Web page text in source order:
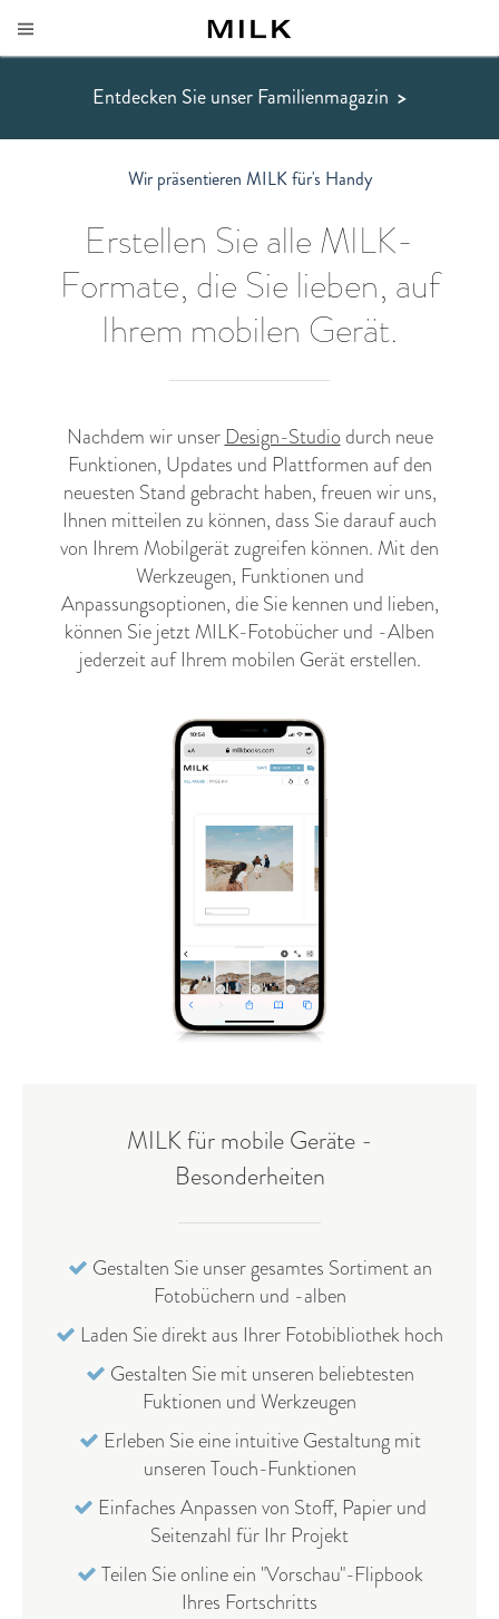
Entdecken Sie unser Familienmagazin >
Wir präsentieren MILK für's Handy
Erstellen Sie alle MILK-
Formate, die Sie lieben, auf
Ihrem mobilen Gerät.
Nachdem wir unser Design-Studio durch neue
Funktionen, Updates und Plattformen auf den
neuesten Stand gebracht haben, freuen wir uns,
Ihnen mitteilen zu können, dass Sie darauf auch
von Ihrem Mobilgerät zugreifen können. Mit den
Werkzeugen, Funktionen und
Anpassungsoptionen, die Sie kennen und lieben,
können Sie jetzt MILK-Fotobücher und -Alben
jederzeit auf Ihrem mobilen Gerät erstellen.
MILK für mobile Geräte -
Besonderheiten
Gestalten Sie unser gesamtes Sortiment an
Fotobüchern und -alben
Laden Sie direkt aus Ihrer Fotobibliothek hoch
Gestalten Sie mit unseren beliebtesten
Fuktionen und Werkzeugen
Erleben Sie eine intuitive Gestaltung mit
unseren Touch-Funktionen
Einfaches Anpassen von Stoff, Papier und
Seitenzahl für Ihr Projekt
Teilen Sie online ein "Vorschau"-Flipbook
Ihres Fortschritts